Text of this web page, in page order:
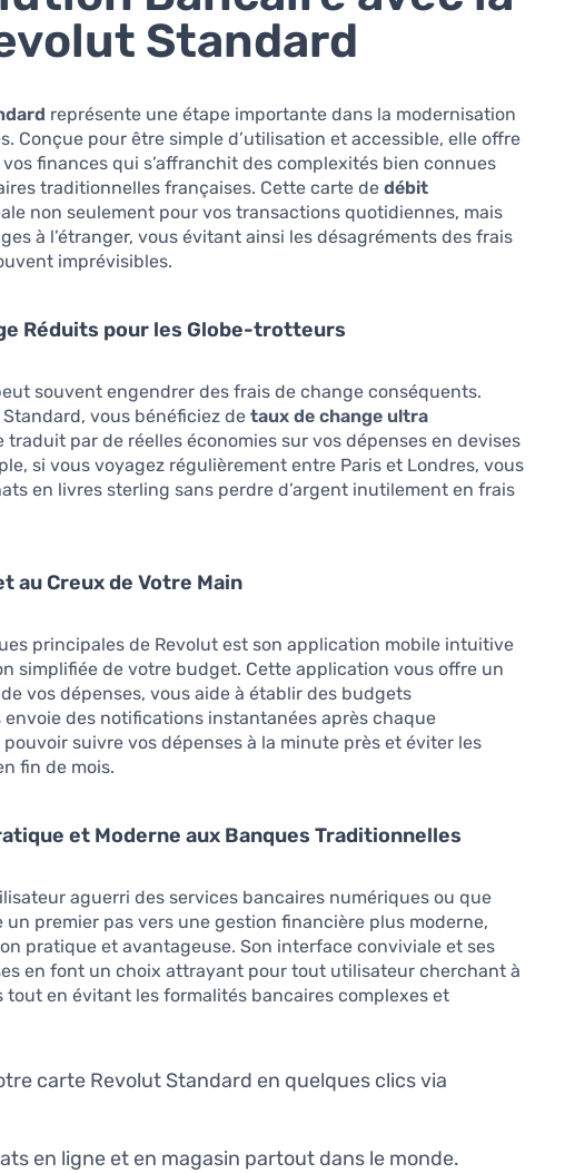
Standard
représente une étape importante dans la modernisation
Conçue pour être simple d’utilisation et accessible, elle offre
finances qui s’affranchit des complexités bien connues
traditionnelles françaises. Cette carte dedébit
non seulement pour vos transactions quotidiennes, mais
à l’étranger, vous évitant ainsi les désagréments des frais
imprévisibles.
Réduits pour les Globe-trotteurs
souvent engendrer des frais de change conséquents.
vous bénéficiez detaux de change ultra
traduit par de réelles économies sur vos dépenses en devises
si vous voyagez régulièrement entre Paris et Londres, vous
en livres sterling sans perdre d’argent inutilement en frais
au Creux de Votre Main
principales de Revolut est son application mobile intuitive
simplifiée de votre budget. Cette application vous offre un
vos dépenses, vous aide à établir des budgets
envoie des notifications instantanées après chaque
suivre vos dépenses à la minute près et éviter les
fin de mois.
et Moderne aux Banques Traditionnelles
aguerri des services bancaires numériques ou que
un premier pas vers une gestion financière plus moderne,
pratique et avantageuse. Son interface conviviale et ses
en font un choix attrayant pour tout utilisateur cherchant à
tout en évitant les formalités bancaires complexes et
carte Revolut Standard en quelques clics via
en ligne et en magasin partout dans le monde.